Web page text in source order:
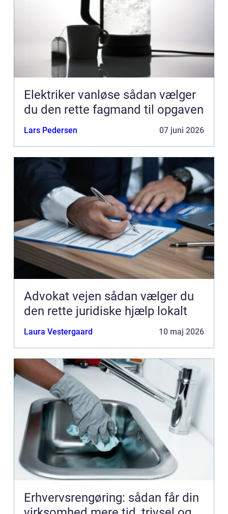
Elektriker vanløse sådan vælger
du den rette fagmand til opgaven
Lars Pedersen 07 juni 2026
Advokat vejen sådan vælger du
den rette juridiske hjælp lokalt
Laura Vestergaard 10 maj 2026
Erhvervsrengøring: sådan får din